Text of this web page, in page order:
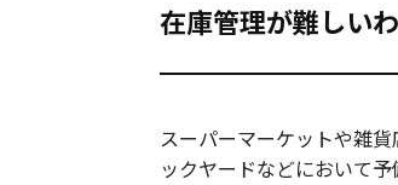
在庫管理が難しい
スーパーマーケットや雑
ックヤードなどにおいて